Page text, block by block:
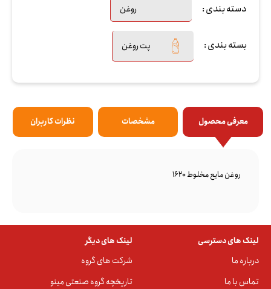
دسته بندی :
روغن
بسته بندی : پت روغن
معرفی محصول مشخصات نظرات کاربران
روغن مایع مخلوط 1620
لینک های دسترسی
درباره ما
تماس با ما
لینک های دیگر
شرکت های گروه
تاریخچه گروه صنعتی مینو